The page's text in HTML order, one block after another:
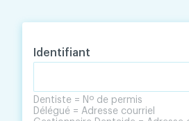
Identifiant
Dentiste = Nº de permis
Délégué = Adresse courriel